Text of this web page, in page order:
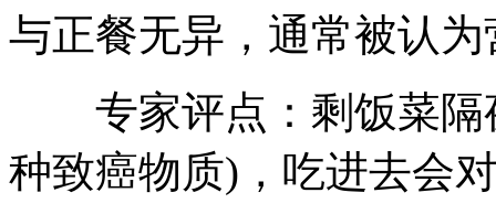
与正餐无异，通常被认
专家评点：剩饭菜隔
种致癌物质)，吃进去会